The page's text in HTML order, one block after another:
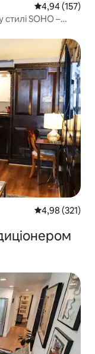
Середня
4,94 (157)
SOHO –
Середня
4,98 (321)